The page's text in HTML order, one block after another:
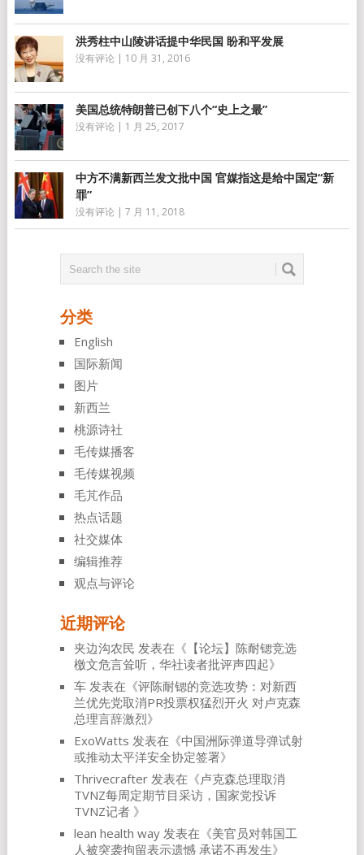
洪秀柱中山陵讲话提中华民国 盼和平发展
没有评论 | 10 月 31, 2016
美国总统特朗普已创下八个“史上之最”
没有评论 | 1 月 25, 2017
中方不满新西兰发文批中国 官媒指这是给中国定“新
罪”
没有评论 | 7 月 11, 2018
分类
English
国际新闻
图片
新西兰
桃源诗社
毛传媒播客
毛传媒视频
毛芃作品
热点话题
社交媒体
编辑推荐
观点与评论
近期评论
夹边沟农民 发表在《 【论坛】陈耐锶竞选
檄文危言耸听，华社读者批评声四起》
车发表在《评陈耐锶的竞选攻势：对新西
兰优先党取消PR投票权猛烈开火 对卢克森
总理言辞激烈》
ExoWatts 发表在《中国洲际弹道导弹试射
或推动太平洋安全协定签署》
Thrivecrafter发表在《卢克森总理取消
TVNZ每周定期节目采访，国家党投诉
TVNZ记者 》
lean health way发表在《美官员对韩国工
人被突袭拘留表示遗憾 承诺不再发生》